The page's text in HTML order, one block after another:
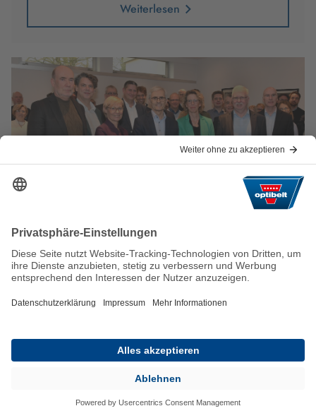
Weiterlesen
02.12.2024
Geschäftsführer der Arntz Optibelt
Gruppe verabschiedet sich in den
Geschäftsführung verabschiedete sich Reinhold
Mühlbeyer zum 30. November 2024 in den
Ruhestand. Im Rahmen eines Get-Togethers würdigten
dankten ihm für sein langjähriges Engagement.